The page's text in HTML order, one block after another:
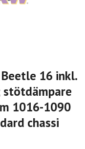
16 inkl.
stötdämpare
1016-1090
chassi